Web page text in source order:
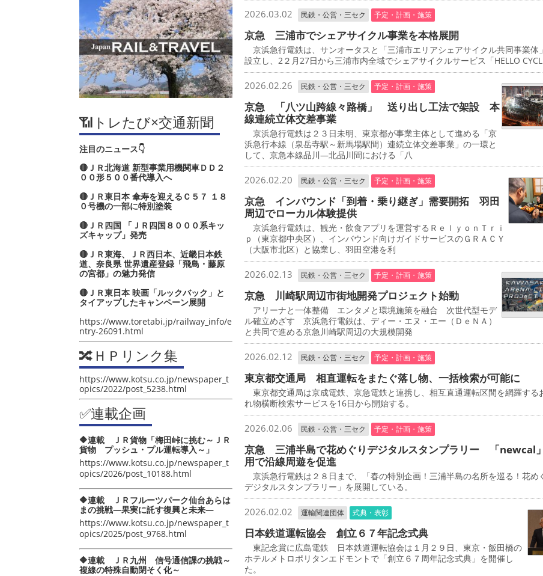
📶トレたび×交通新聞
注目のニュース👇
🔴ＪＲ北海道 新型事業用機関車ＤＤ２
００形５００番代導入へ
🔴ＪＲ東日本 傘寿を迎えるＣ５７ １８
０号機の一部に特別塗装
🔴ＪＲ四国 「ＪＲ四国８０００系キッ
ズキャップ」発売
🔴ＪＲ東海、ＪＲ西日本、近畿日本鉄
道、奈良県 世界遺産登録「飛鳥・藤原
の宮都」の魅力発信
🔴ＪＲ東日本 映画「ルックバック」と
タイアップしたキャンペーン展開
https://www.toretabi.jp/railway_info/e
ntry-26091.html
🔀ＨＰリンク集
https://www.kotsu.co.jp/newspaper_t
opics/2022/post_5238.html
✅連載企画
🔶連載 ＪＲ貨物「梅田峠に挑む～ＪＲ
貨物 プッシュ・プル運転導入～」
https://www.kotsu.co.jp/newspaper_t
opics/2026/post_10188.html
🔶連載 ＪＲフルーツパーク仙台あらは
まの挑戦―果実に託す復興と未来―
https://www.kotsu.co.jp/newspaper_t
opics/2025/post_9768.html
🔶連載 ＪＲ九州 信号通信課の挑戦～
複線の特殊自動閉そく化～
2026.03.02 民鉄・公営・三セク 予定・計画・施策
京急 三浦市でシェアサイクル事業を本格展開
京浜急行電鉄は、サンオータスと「三浦市エリアシェアサイクル共同事業体
設立し、2２月27日から三浦市内全域でシェアサイクルサービス「HELLO
2026.02.26 民鉄・公営・三セク 予定・計画・施策
京急 「八ツ山跨線々路橋」 送り出し工法で架設 本
線連続立体交差事業
京浜急行電鉄は２３日未明、東京都が事業主体として進める「京
浜急行本線（泉岳寺駅～新馬場駅間）連続立体交差事業」の一環と
して、京急本線品川―北品川間における「八
2026.02.20 民鉄・公営・三セク 予定・計画・施策
京急 インバウンド「到着・乗り継ぎ」需要開拓 羽田
周辺でローカル体験提供
京浜急行電鉄は、観光・飲食アプリを運営するＲｅｌｙｏｎＴｒｉ
ｐ（東京都中央区）、インバウンド向けガイドサービスのＧＲＡＣＹ
（大阪市北区）と協業し、羽田空港を利
2026.02.13 民鉄・公営・三セク 予定・計画・施策
京急 川崎駅周辺市街地開発プロジェクト始動
アリーナと一体整備 エンタメと環境施策を融合 次世代型モデ
ル確立めざす 京浜急行電鉄は、ディー・エヌ・エー（ＤｅＮＡ）
と共同で進める京急川崎駅周辺の大規模開発
2026.02.12 民鉄・公営・三セク 予定・計画・施策
東京都交通局 相直運転をまたぐ落し物、一括検索が可能に
東京都交通局は京成電鉄、京急電鉄と連携し、相互直通運転区間を網羅する
れ物横断検索サービスを16日から開始する。
2026.02.06 民鉄・公営・三セク 予定・計画・施策
京急 三浦半島で花めぐりデジタルスタンプラリー 「newcal
用で沿線周遊を促進
京浜急行電鉄は２８日まで、「春の特別企画！三浦半島の名所を巡る！花め
デジタルスタンプラリー」を展開している。
2026.02.02 運輸関連団体 式典・表彰
日本鉄道運転協会 創立６７年記念式典
東記念賞に広島電鉄 日本鉄道運転協会は１月２９日、東京・飯田橋の
ホテルメトロポリタンエドモントで「創立６７周年記念式典」を開催し
た。